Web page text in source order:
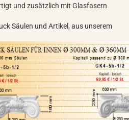
und zusätzlich mit Glasfasern
Säulen und Artikel, aus unserem